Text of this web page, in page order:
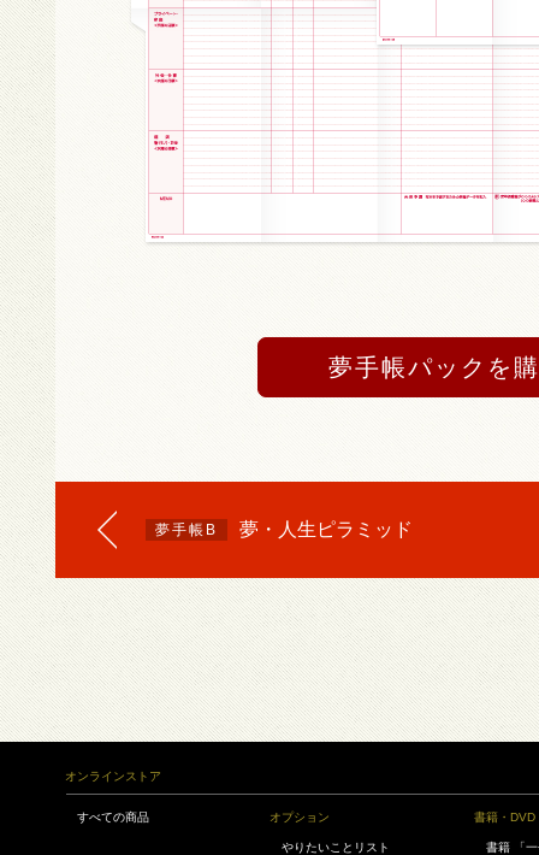
夢手帳パックを
夢手帳B 夢・人生ピラミッド
オンラインストア
すべての商品 オプション
やりたいことリスト
書籍・DVD
書籍 「